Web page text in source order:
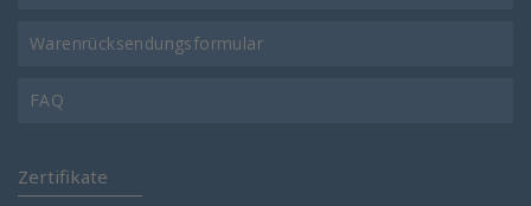
Warenrücksendungsformular
FAQ
Zertifikate